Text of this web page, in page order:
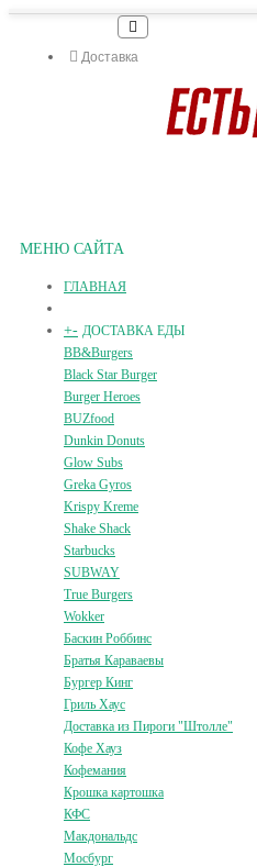
Доставка
МЕНЮ САЙТА
ГЛАВНАЯ
+- ДОСТАВКА ЕДЫ
BB&Burgers
Black Star Burger
Burger Heroes
BUZfood
Dunkin Donuts
Glow Subs
Greka Gyros
Krispy Kreme
Shake Shack
Starbucks
SUBWAY
True Burgers
Wokker
Баскин Роббинс
Братья Караваевы
Бургер Кинг
Гриль Хаус
Доставка из Пироги "Штолле"
Кофе Хауз
Кофемания
Крошка картошка
КФС
Макдональдс
Мосбург